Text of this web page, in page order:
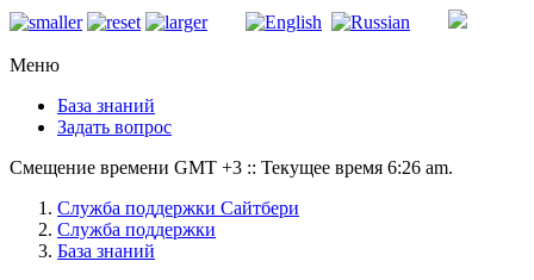
Меню
База знаний
Задать вопрос
Смещение времени GMT +3 :: Текущее время 6:26 am.
Служба поддержки Сайтбери
Служба поддержки
База знаний